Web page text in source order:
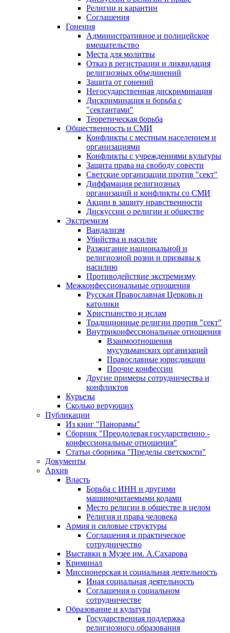
Религии и карантин
Соглашения
Гонения
Административное и полицейское
вмешательство
Места для молитвы
Отказ в регистрации и ликвидация
религиозных объединений
Защита от гонений
Негосударственная дискриминация
Дискриминация и борьба с
"сектантами"
Теоретическая борьба
Общественность и СМИ
Конфликты с местным населением и
организациями
Конфликты с учреждениями культуры
Защита права на свободу совести
Светские организации против "сект"
Диффамация религиозных
организаций и конфликты со СМИ
Акции в защиту нравственности
Дискуссии о религии и обществе
Экстремизм
Вандализм
Убийства и насилие
Разжигание национальной и
религиозной розни и призывы к
насилию
Противодействие экстремизму
Межконфессиональные отношения
Русская Православная Церковь и
католики
Христианство и ислам
Традиционные религии против "сект"
Внутриконфессиональные отношения
Взаимоотношения
мусульманских организаций
Православные юрисдикции
Прочие конфессии
Другие примеры сотрудничества и
конфликтов
Курьезы
Сколько верующих
Публикации
Из книг "Панорамы"
Сборник "Преодолевая государственно -
конфессиональные отношения"
Статьи сборника "Пределы светскости"
Документы
Архив
Власть
Борьба с ИНН и другими
машиночитаемыми кодами
Место религии в обществе в целом
Религия и права человека
Армия и силовые структуры
Соглашения и практическое
сотрудничество
Выставки в Музее им. А.Сахарова
Криминал
Миссионерская и социальная деятельность
Иная социальная деятельность
Соглашения о социальном
сотрудничестве
Образование и культура
Государственная поддержка
религиозного образования